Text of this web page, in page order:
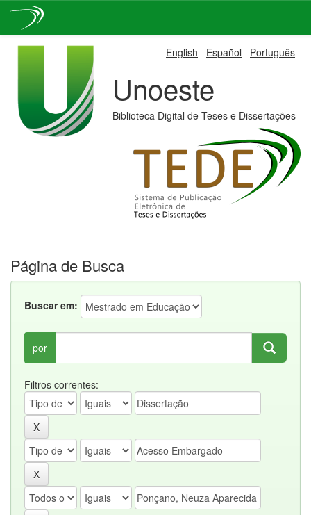
English Español Português
Unoeste
Biblioteca Digital de Teses e Dissertações
Página de Busca
Buscar em:
por
Filtros correntes: